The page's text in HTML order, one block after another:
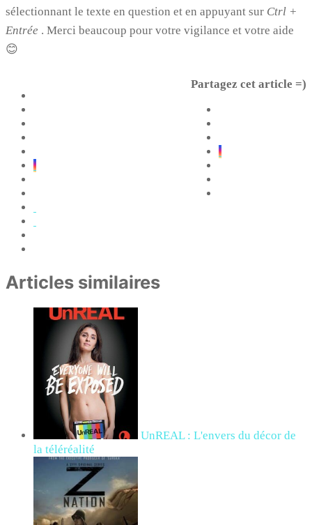
sélectionnant le texte en question et en appuyant sur Ctrl +
Entrée . Merci beaucoup pour votre vigilance et votre aide
😊
Partagez cet article =)
Articles similaires
UnREAL : L'envers du décor de
la téléréalité